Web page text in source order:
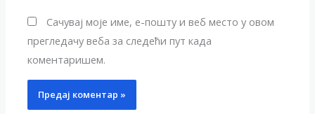
Сачувај моје име, е-пошту и веб место у овом
прегледачу веба за следећи пут када
коментаришем.